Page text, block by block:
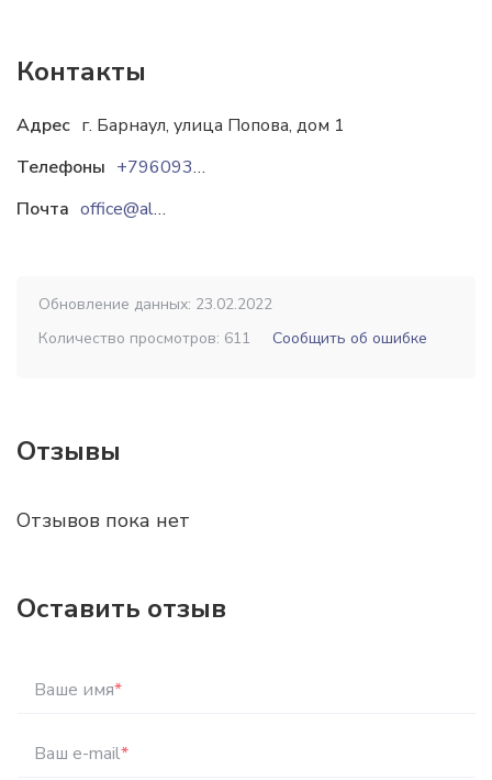
Контакты
Адрес г. Барнаул, улица Попова, дом 1
Телефоны
+79609371965
Почта
office@altai-izvest.ru
Обновление данных: 23.02.2022
Количество просмотров: 611
Сообщить об ошибке
Отзывы
Отзывов пока нет
Оставить отзыв
Ваше имя*
Ваш e-mail*